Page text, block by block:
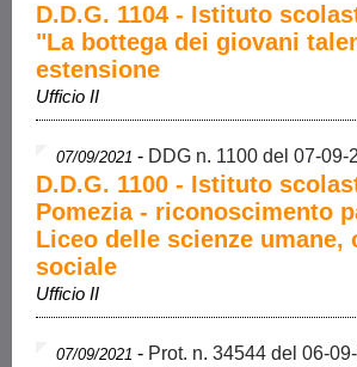
D.D.G. 1104 - Istituto
"La bottega dei giovani
estensione
Ufficio II
07/09/2021 - DDG n. 1100 del 07-09-
D.D.G. 1100 - Istituto
Pomezia - riconoscimento
Liceo delle scienze umane,
sociale
Ufficio II
07/09/2021 - Prot. n. 34544 del 06-